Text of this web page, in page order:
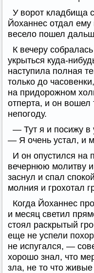
У ворот кладбища
Йоханнес отдал
весело пошел
К вечеру
укрыться куда-
наступила полная
только до
на придорожном
отперта, и он вошел
непогоду.
— Тут я и посижу в
— Я очень устал, и
И он опустился на
вечернюю молитву
заснул и спал
молния и грохотал
Когда Йоханнес
и месяц светил
стоял раскрытый
еще не успели
не испугался, —
хорошо знал, что
зла, не то что